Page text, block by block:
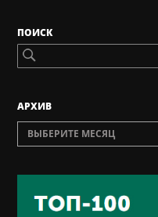
ПОИСК
AРХИВ
ВЫБЕРИТЕ МЕСЯЦ